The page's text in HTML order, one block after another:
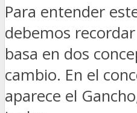
Para entender
debemos
basa en dos
cambio. En el
aparece el